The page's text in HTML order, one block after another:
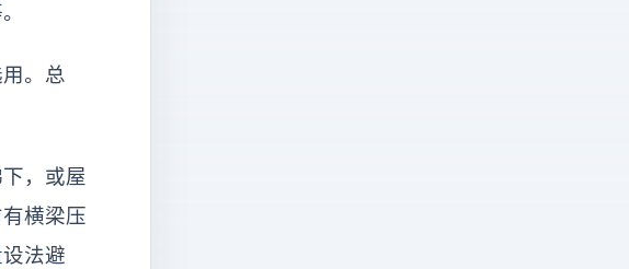
。总
，或屋
横梁压
法避